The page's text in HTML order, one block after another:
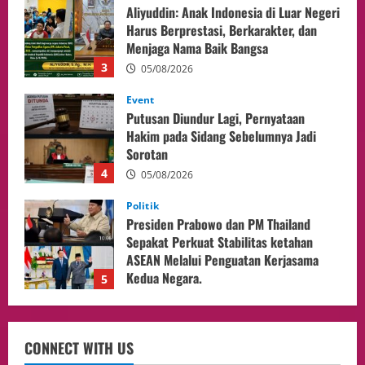
4
Putusan Diundur Lagi, Pernyataan
Hakim pada Sidang Sebelumnya Jadi
Sorotan
05/08/2026
5
Politik
Presiden Prabowo dan PM Thailand
Sepakat Perkuat Stabilitas ketahan
ASEAN Melalui Penguatan Kerjasama
Kedua Negara.
1
Culture
Pengadilan Agama Jakarta Pusat
Selesaikan 25 Perkara Isbat Nikah bagi
WNI di Johor Bahru
06/08/2026
Adakan Pertemuan Dengan Delegasi 6
CONNECT WITH US